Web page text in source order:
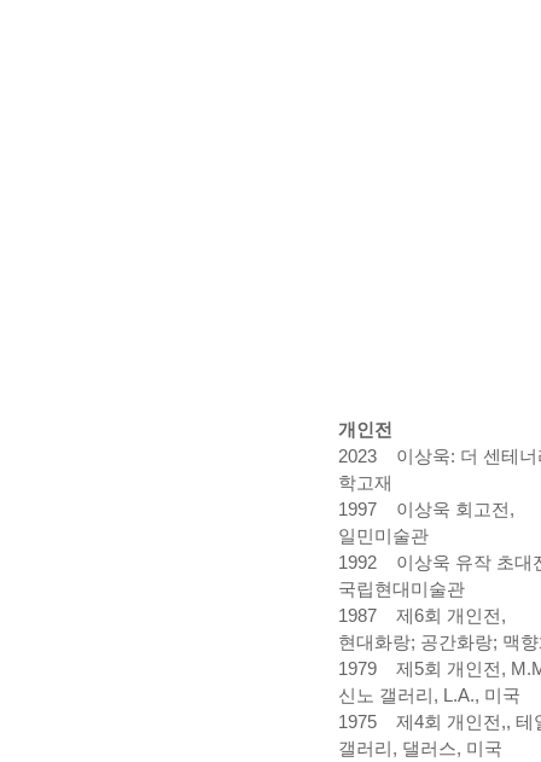
개인전
2023 이상욱: 더 센테너
학고재
1997 이상욱 회고전,
일민미술관
1992 이상욱 유작 초대
국립현대미술관
1987 제6회 개인전,
현대화랑; 공간화랑; 맥
1979 제5회 개인전,
신노 갤러리, L.A., 미국
1975 제4회 개인전,, 테
갤러리, 댈러스, 미국